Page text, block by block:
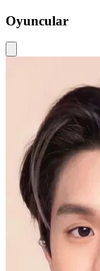
Oyuncular